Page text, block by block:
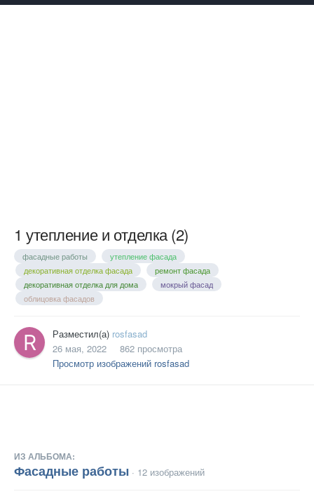
1 утепление и отделка (2)
фасадные работы
утепление фасада
декоративная отделка фасада
ремонт фасада
декоративная отделка для дома
мокрый фасад
облицовка фасадов
Разместил(а) rosfasad
26 мая, 2022
862 просмотра
Просмотр изображений rosfasad
ИЗ АЛЬБОМА:
Фасадные работы · 12 изображений